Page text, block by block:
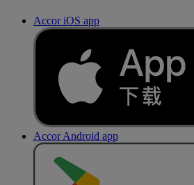
Accor iOS app
Accor Android app